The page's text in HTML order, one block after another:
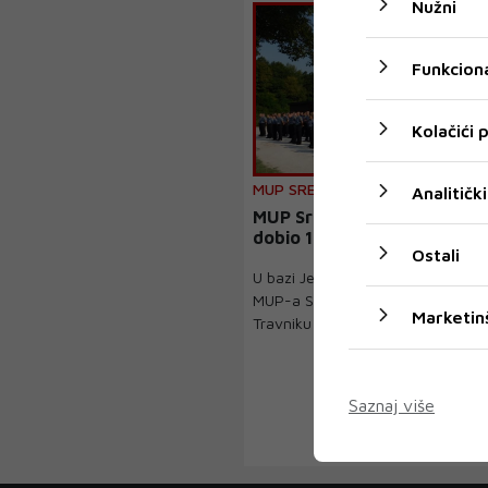
MUP SREDNJOBOSANSKOG
MUP Srednjobosanskog
dobio 131 policijskog
U bazi Jedinice za specijalističku
MUP-a Srednjobosanskog kantona
Travniku 131 kadet, k...
Nužni
Kolačići
Analitički
Ostali
Saznaj više